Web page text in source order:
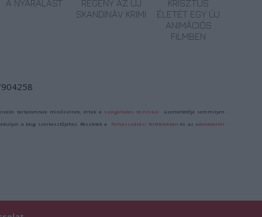
A NYARALÁST
REGÉNY AZ ÚJ
SKANDINÁV KRIMI
KRISZTUS
ÉLETÉT EGY ÚJ
ANIMÁCIÓS
FILMBEN
tartalomnak minősülnek, értük a szolgáltatás technikai üzemeltetője semmilyen
a blog szerkesztőjéhez. Részletek a Felhasználási feltételekben és azadatvédelmi